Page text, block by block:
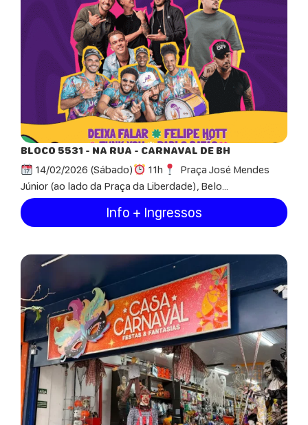
BLOCO 5531 - NA RUA - CARNAVAL DE BH
14/02/2026 (Sábado) 11h
Praça José Mendes
Júnior (ao lado da Praça da Liberdade), Belo...
Info + Ingressos